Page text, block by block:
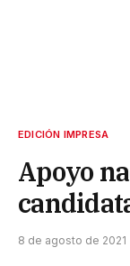
EDICIÓN IMPRESA
Apoyo
8 de agosto de 2021